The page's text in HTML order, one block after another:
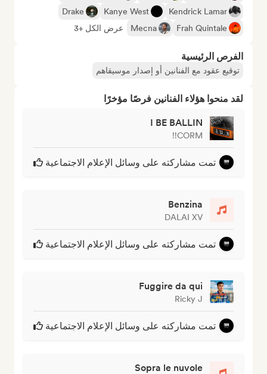
Kendrick Lamar
Kanye West
Drake
Frah Quintale
Mecna عرض الكل +3
الفرص الرئيسية
توقيع عقود مع الفنانين أو إصدار موسيقاهم
لقد منحوا هؤلاء الفنانين فرصًا مؤخرًا
I BE BALLIN
CORM!!
تمت مشاركته على وسائل الإعلام الاجتماعية
Benzina
DALAI XV
تمت مشاركته على وسائل الإعلام الاجتماعية
Fuggire da qui
Ricky J
تمت مشاركته على وسائل الإعلام الاجتماعية
Sopra le nuvole